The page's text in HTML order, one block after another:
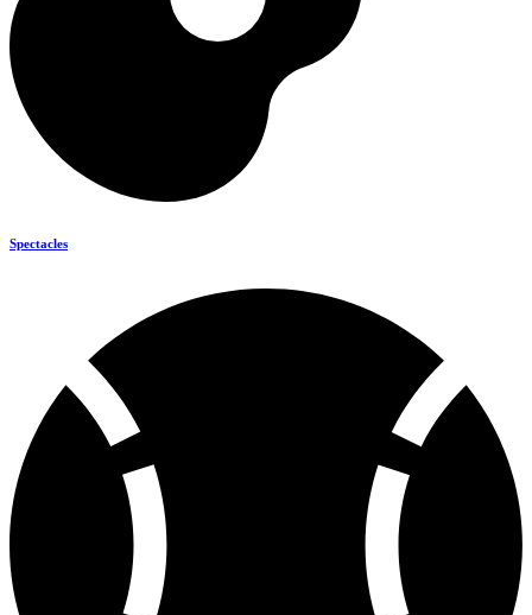
Spectacles